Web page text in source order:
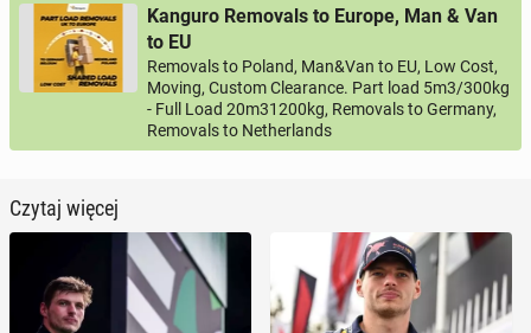
Kanguro Removals to Europe, Man & Van
to EU
Removals to Poland, Man&Van to EU, Low Cost,
Moving, Custom Clearance. Part load 5m3/300kg
- Full Load 20m31200kg, Removals to Germany,
Removals to Netherlands
Czytaj więcej